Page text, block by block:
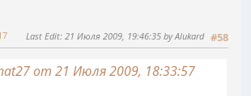
#58
Last Edit: 21 Июля 2009, 19:46:35 by Alukard
от 21 Июля 2009, 18:33:57